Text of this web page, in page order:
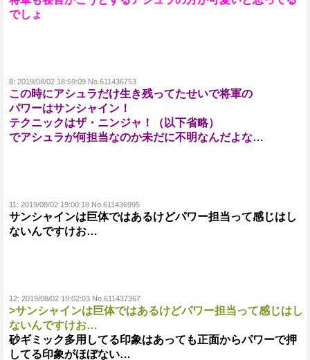
でしょ
8: 2019/08/02 18:59:09 No.611436753
この時にアシュラだけ生き残ってたせいで将軍の
パワーはサンシャイン！
テクニックはザ・ニンジャ！（以下省略）
でアシュラが何担当なのか未だに不明なんだよな…
11: 2019/08/02 19:00:18 No.611436995
サンシャインは巨体ではあるけどパワー担当って感じはし
ないんですけお…
12: 2019/08/02 19:02:03 No.611437367
>サンシャインは巨体ではあるけどパワー担当って感じはし
ないんですけお…
砂ギミック多用してる印象はあっても正面からパワーで押
してる印象がほぼない…